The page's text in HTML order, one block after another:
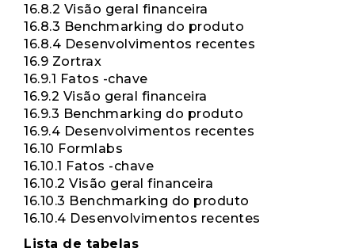
16.8.2 Visão geral financeira
16.8.3 Benchmarking do produto
16.8.4 Desenvolvimentos recentes
16.9 Zortrax
16.9.1 Fatos -chave
16.9.2 Visão geral financeira
16.9.3 Benchmarking do produto
16.9.4 Desenvolvimentos recentes
16.10 Formlabs
16.10.1 Fatos -chave
16.10.2 Visão geral financeira
16.10.3 Benchmarking do produto
16.10.4 Desenvolvimentos recentes
Lista de tabelas